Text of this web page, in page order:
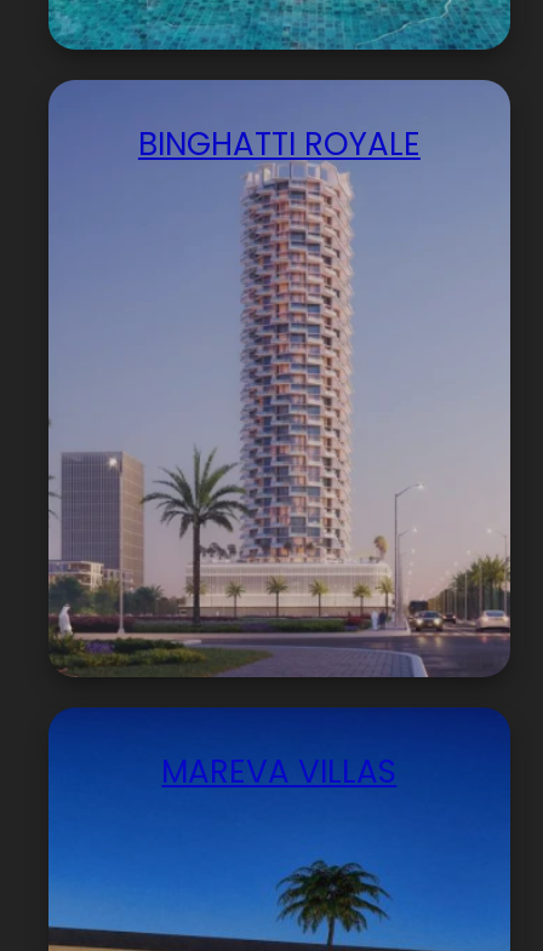
BINGHATTI ROYALE
MAREVA VILLAS